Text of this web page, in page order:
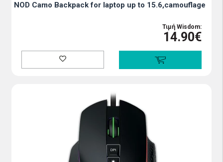
NOD Camo Backpack for laptop up to 15.6,camouflage
Τιμή Wisdom:
14.90€